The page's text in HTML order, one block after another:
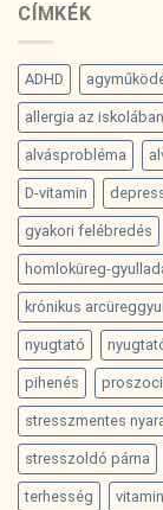
CÍMKÉK
ADHD
allergia az iskolában
alvásprobléma
D-vitamin
gyakori felébredés
homloküreg-
krónikus
nyugtató
pihenés
stresszmentes
stresszoldó párna
terhesség